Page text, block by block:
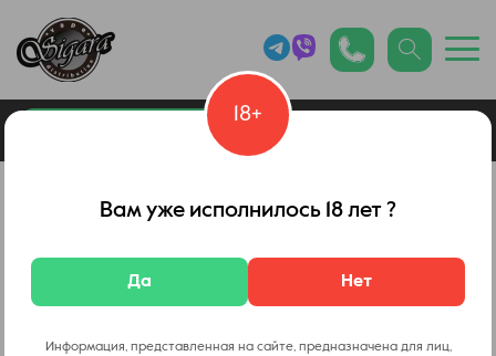
Каталог товаров
Vape Shop в Никополе
🔥 Лидеры продаж
18+
Вам уже исполнилось 18 лет ?
Да Нет
Информация, представленная на сайте, предназначена для лиц,